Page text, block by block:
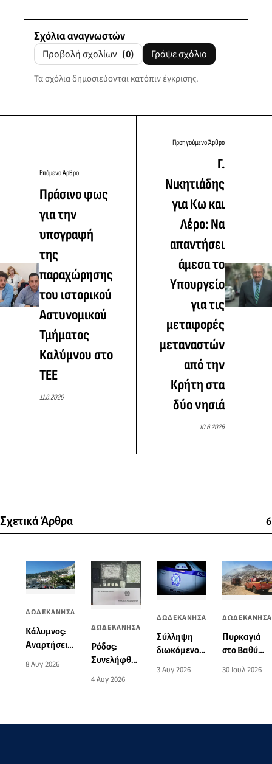
Σχόλια αναγνωστών
Προβολή σχολίων (0) Γράψε σχόλιο
Τα σχόλια δημοσιεύονται κατόπιν έγκρισης.
Επόμενο Άρθρο
Πράσινο φως
για την
υπογραφή
της
παραχώρησης
του ιστορικού
Αστυνομικού
Τμήματος
Καλύμνου στο
ΤΕΕ
11.6.2026
Προηγούμενο Άρθρο
Γ.
Νικητιάδης
για Κω και
Λέρο: Να
απαντήσει
άμεσα το
Υπουργείο
για τις
μεταφορές
μεταναστών
από την
Κρήτη στα
δύο νησιά
10.6.2026
Σχετικά Άρθρα 6
ΔΩΔΕΚΑΝΗΣΑ
Κάλυμνος:
Αναρτήσεις
media
59χρονου
8 Αυγ 2026
ΔΩΔΕΚΑΝΗΣΑ
Ρόδος:
Συνελήφθη
αλλοδαπός
σημαντικής
4 Αυγ 2026
ΔΩΔΕΚΑΝΗΣΑ
Σύλληψη
διωκόμενου
στην
3 Αυγ 2026
ΔΩΔΕΚΑΝΗΣΑ
Πυρκαγιά
στο Βαθύ
30 Ιουλ 2026